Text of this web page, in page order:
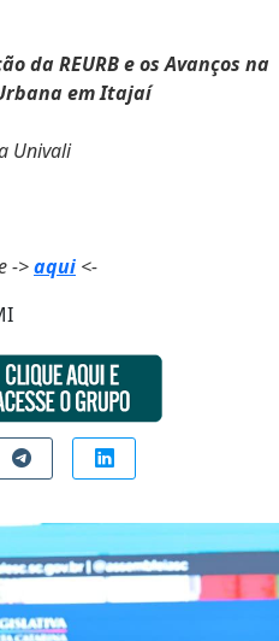
da REURB e os Avanços na
em Itajaí
Univali
->aqui <-